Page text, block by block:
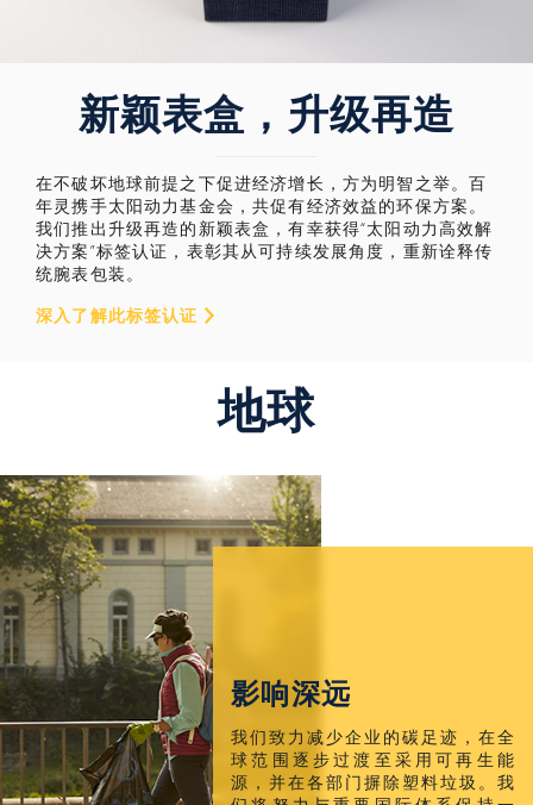
新颖表盒，升级再造
在不破坏地球前提之下促进经济增长，方为明智之举。百
年灵携手太阳动力基金会，共促有经济效益的环保方案。
我们推出升级再造的新颖表盒，有幸获得“太阳动力高效解
决方案”标签认证，表彰其从可持续发展角度，重新诠释传
统腕表包装。
深入了解此标签认证
地球
影响深远
我们致力减少企业的碳足迹，在全
球范围逐步过渡至采用可再生能
源，并在各部门摒除塑料垃圾。我